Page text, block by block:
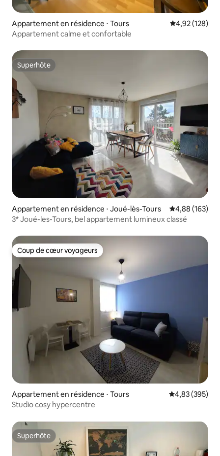
Appartement en résidence ⋅ Tours Évaluation
4,92 (128)
Appartement calme et confortable
Superhôte
Superhôte
Appartement en résidence ⋅ Joué-lès-Tours Évaluation
4,88 (163)
3* Joué-les-Tours, bel appartement lumineux classé
Coup de cœur voyageurs
Coup de cœur voyageurs
Appartement en résidence ⋅ Tours Évaluation
4,83 (395)
Studio cosy hypercentre
Superhôte
Superhôte